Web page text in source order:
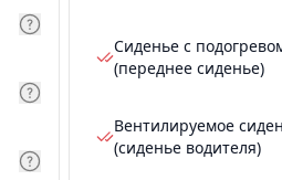
Сиденье с
(переднее сиденье)
Вентилируемое
(сиденье водителя)